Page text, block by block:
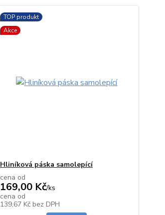
TOP produkt
Akce
Hliníková páska samolepící
cena od
169,00 Kč/ks
cena od
139,67 Kč bez DPH